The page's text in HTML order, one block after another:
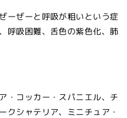
ーぜーと呼吸が粗いという症
呼吸困難、舌色の紫色化、肺
・コッカー・スパニエル、チ
クシャテリア、ミニチュア・